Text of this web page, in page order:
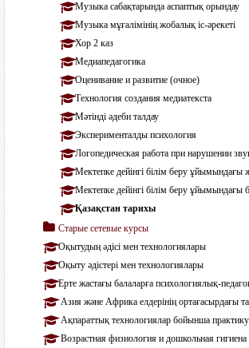
Музыка сабақтарында аспаптық орындау
Музыка мұғалімінің жобалық іс-әрекеті
Хор 2 каз
Медиапедагогика
Оценивание и развитие (очное)
Технология создания медиатекста
Мәтінді әдеби талдау
Эксперименталды психология
Логопедическая работа при нарушении
Мектепке дейінгі білім беру ұйымындағы
Мектепке дейінгі білім беру ұйымындағы
Қазақстан тарихы
Старые сетевые курсы
Оқытудың әдісі мен технологиялары
Оқыту әдістері мен технологиялары
Ерте жастағы балаларға психологиялық-
Азия және Африка елдерінің ортағасырдағы
Ақпараттық технологиялар бойынша
Возрастная физиология и дошкольная гигиена